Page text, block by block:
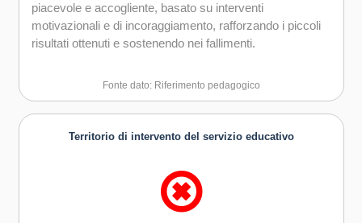
piacevole e accogliente, basato su interventi
motivazionali e di incoraggiamento, rafforzando i piccoli
risultati ottenuti e sostenendo nei fallimenti.
Fonte dato: Riferimento pedagogico
Territorio di intervento del servizio educativo